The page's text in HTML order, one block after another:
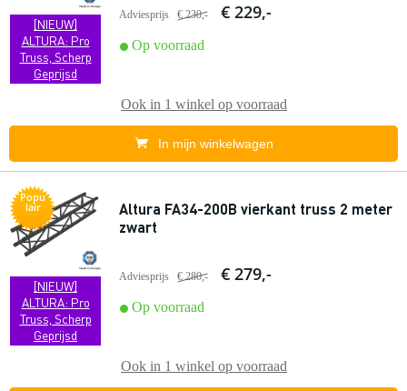
[NIEUW]
ALTURA: Pro
Truss, Scherp
Geprijsd
Adviesprijs € 230,- € 229,-
Op voorraad
Ook in 1 winkel op voorraad
In mijn winkelwagen
Popu
lair
[NIEUW]
ALTURA: Pro
Truss, Scherp
Geprijsd
Altura FA34-200B vierkant truss 2 meter
zwart
Adviesprijs € 280,- € 279,-
Op voorraad
Ook in 1 winkel op voorraad